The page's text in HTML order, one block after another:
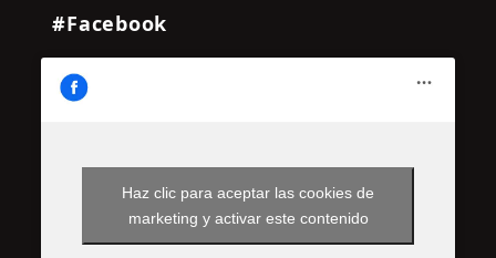
#Facebook
Haz clic para aceptar las cookies de
marketing y activar este contenido